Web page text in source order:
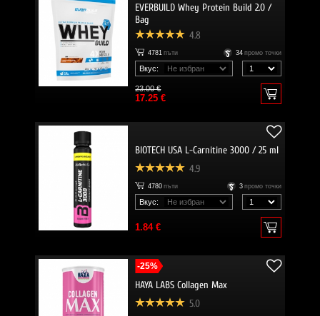
EVERBUILD Whey Protein Build 2.0 /
Bag
4.8
4781 пъти 34 промо точки
Вкус:
23.00 €
17.25 €
BIOTECH USA L-Carnitine 3000 / 25 ml
4.9
4780 пъти 3 промо точки
Вкус:
1.84 €
-25%
HAYA LABS Collagen Max
5.0